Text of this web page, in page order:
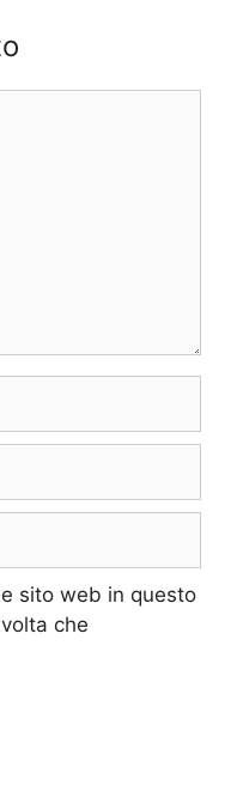
sito web in questo
che